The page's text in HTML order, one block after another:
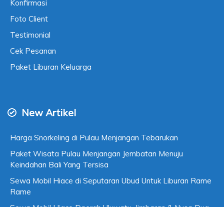
Konfirmasi
Foto Client
Testimonial
Cek Pesanan
Paket Liburan Keluarga
New Artikel
Harga Snorkeling di Pulau Menjangan Tebarukan
Paket Wisata Pulau Menjangan Jembatan Menuju
Keindahan Bali Yang Tersisa
Sewa Mobil Hiace di Seputaran Ubud Untuk Liburan Rame
Rame